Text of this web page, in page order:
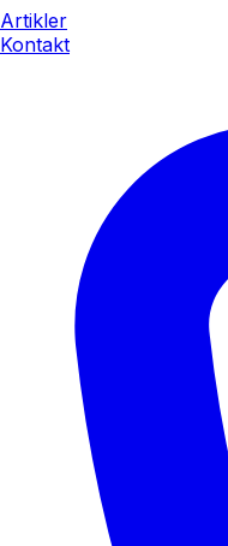
Artikler
Kontakt